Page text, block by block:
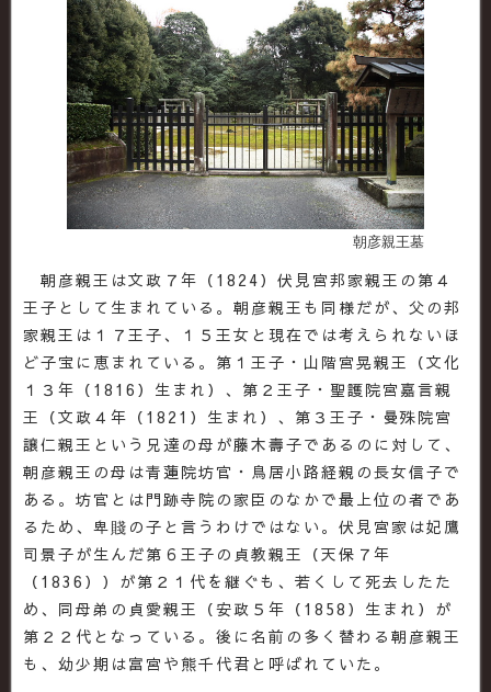
朝彦親王墓
朝彦親王は文政７年（1824）伏見宮邦家親王の第４
王子として生まれている。朝彦親王も同様だが、父の邦
家親王は１７王子、１５王女と現在では考えられないほ
ど子宝に恵まれている。第１王子・山階宮晃親王（文化
１３年（1816）生まれ）、第２王子・聖護院宮嘉言親
王（文政４年（1821）生まれ）、第３王子・曼殊院宮
譲仁親王という兄達の母が藤木壽子であるのに対して、
朝彦親王の母は青蓮院坊官・鳥居小路経親の長女信子で
ある。坊官とは門跡寺院の家臣のなかで最上位の者であ
るため、卑賤の子と言うわけではない。伏見宮家は妃鷹
司景子が生んだ第６王子の貞教親王（天保７年
（1836））が第２１代を継ぐも、若くして死去したた
め、同母弟の貞愛親王（安政５年（1858）生まれ）が
第２２代となっている。後に名前の多く替わる朝彦親王
も、幼少期は富宮や熊千代君と呼ばれていた。